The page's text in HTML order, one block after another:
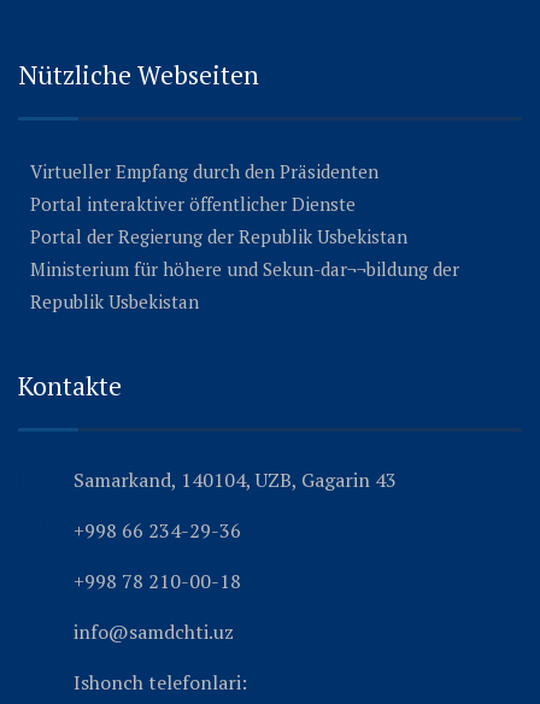
Nützliche Webseiten
Virtueller Empfang durch den Präsidenten
Portal interaktiver öffentlicher Dienste
Portal der Regierung der Republik Usbekistan
Ministerium für höhere und Sekun-dar¬¬bildung der
Republik Usbekistan
Kontakte
Samarkand, 140104, UZB, Gagarin 43
+998 66 234-29-36
+998 78 210-00-18
info@samdchti.uz
Ishonch telefonlari: